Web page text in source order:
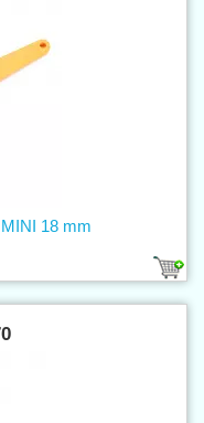
18 mm